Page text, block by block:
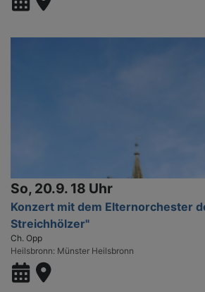
So, 20.9. 18 Uhr
Konzert mit dem Elternorchester
Streichhölzer"
Ch. Opp
Heilsbronn Münster Heilsbronn